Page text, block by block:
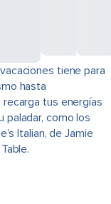
tiene para
hasta
tus energías
paladar, como los
Italian, de Jamie